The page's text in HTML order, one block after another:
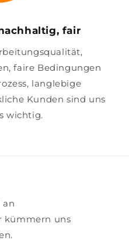
fair
faire Bedingungen
langlebige
Kunden sind uns
wichtig.
an
kümmern uns